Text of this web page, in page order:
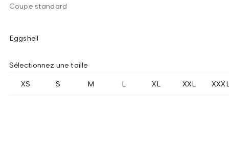
Coupe standard
Eggshell
Sélectionnez une taille
XS S M L XL XXL